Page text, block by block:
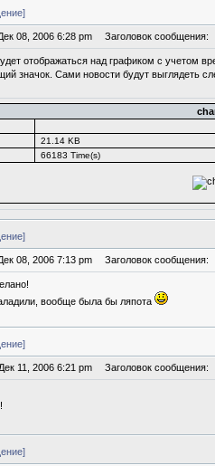
08, 2006 6:28 pm Заголовок сообщения:
отображаться над графиком с учетом
значок. Сами новости будут выглядеть
21.14 KB
66183 Time(s)
08, 2006 7:13 pm Заголовок сообщения:
вообще была бы ляпота
11, 2006 6:21 pm Заголовок сообщения: